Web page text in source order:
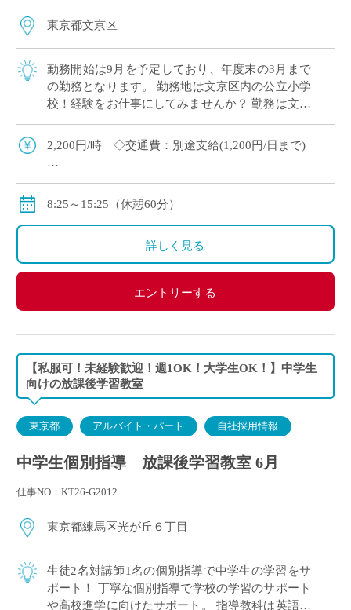
東京都文京区
勤務開始は9月を予定しており、年度末の3月まで
の勤務となります。 勤務地は文京区内の公立小学
校！経験をお仕事にしてみませんか？ 勤務は文京
区内の指定された5つの小学校を担当していただ
く予定です。 ・週1日の学校を5校担当 […]
2,200円/時 ◇交通費：別途支給(1,200円/日まで)
▽給与モデル
例- 2,200円×6時間×5日/週×4週間＝264,000円
8:25～15:25（休憩60分）
詳しく見る
エントリーする
【私服可！未経験歓迎！週1OK！大学生OK！】中学生
向けの放課後学習教室
東京都 アルバイト・パート 自社採用情報
中学生個別指導 放課後学習教室 6月
仕事NO：KT26-G2012
東京都練馬区光が丘６丁目
生徒2名対講師1名の個別指導で中学生の学習をサ
ポート！ 丁寧な個別指導で学校の学習のサポート
や高校進学に向けたサポート。 指導教科は英語、